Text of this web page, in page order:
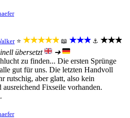
⭐ ★★★★★ 📖 ★★★ ⚓ ★★★
übersetzt
➜
zu finden... Die ersten Sprünge
gut für uns. Die letzten Handvoll
rutschig, aber glatt, also kein
Fixseile vorhanden.